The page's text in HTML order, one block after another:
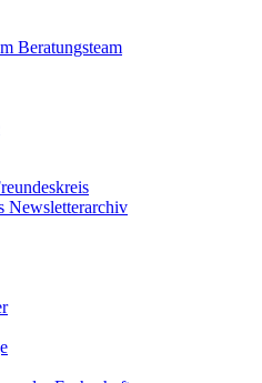
Beratungsteam
Newsletterarchiv